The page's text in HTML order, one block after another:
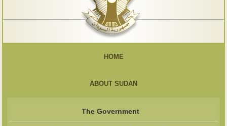
HOME
ABOUT SUDAN
The Government